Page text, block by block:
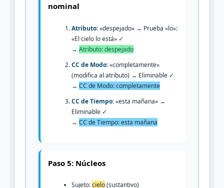
nominal
Atributo:«despejado» → Prueba «lo»:
«El cielo lo está» ✓
→ Atributo: despejado
CC de Modo:«completamente»
(modifica al atributo) → Eliminable ✓
→ CC de Modo: completamente
CC de Tiempo:«esta mañana» →
Eliminable ✓
→ CC de Tiempo: esta mañana
Paso 5: Núcleos
Sujeto:cielo(sustantivo)